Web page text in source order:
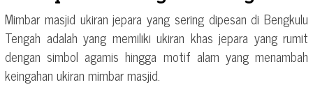
Mimbar masjid ukiran jepara yang sering dipesan di Bengkulu
Tengah adalah yang memiliki ukiran khas jepara yang rumit
dengan simbol agamis hingga motif alam yang menambah
keingahan ukiran mimbar masjid.